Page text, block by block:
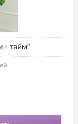
- тайм"